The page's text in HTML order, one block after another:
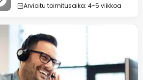
Arvioitu toimitusaika: 4-5 viikkoa